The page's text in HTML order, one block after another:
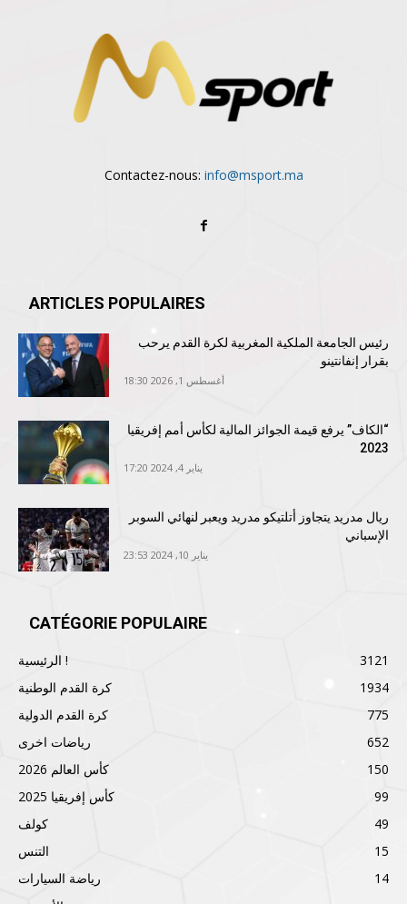
Contactez-nous: info@msport.ma
ARTICLES POPULAIRES
رئيس الجامعة الملكية المغربية لكرة القدم يرحب
بقرار إنفانتينو
أغسطس 1, 2026 18:30
“الكاف” يرفع قيمة الجوائز المالية لكأس أمم إفريقيا
2023
يناير 4, 2024 17:20
ريال مدريد يتجاوز أتلتيكو مدريد ويعبر لنهائي السوبر
الإسباني
يناير 10, 2024 23:53
CATÉGORIE POPULAIRE
الرئيسية !
3121
كرة القدم الوطنية
1934
كرة القدم الدولية
775
رياضات اخرى
652
كأس العالم 2026
150
كأس إفريقيا 2025
99
كولف
49
التنس
15
رياضة السيارات
14